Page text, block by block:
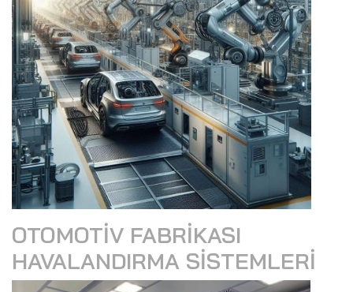
OTOMOTIV FABRIKASI
HAVALANDIRMA SISTEMLERI